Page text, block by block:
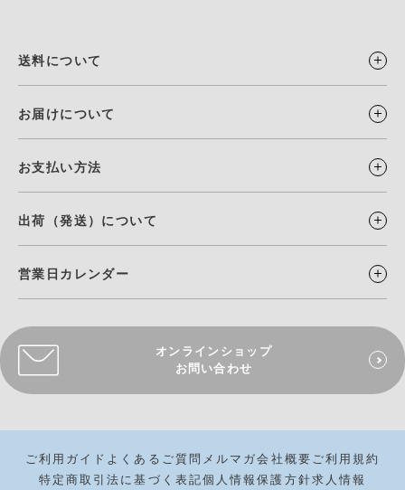
送料について
お届けについて
お支払い方法
出荷（発送）について
営業日カレンダー
オンラインショップ
お問い合わせ
ご利用ガイド よくあるご質問 メルマガ会社概要 ご利用規約
特定商取引法に基づく表記個人情報保護方針求人情報